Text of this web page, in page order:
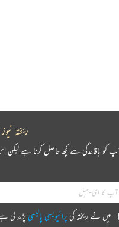
ریختہ
کو باقاعدگی سے کچھ حاصل کرنا ہے
میں نے ریختہ کی پرائیویسی پالیسی پڑھ لی